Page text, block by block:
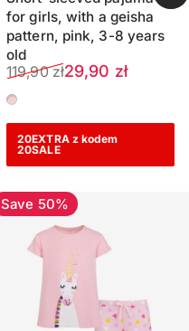
for girls, with a geisha
pattern, pink, 3-8 years
old
Sale price29,90 zł
Regular price
119,90 zł
Pink
20EXTRA z kodem
20SALE
Save 50%